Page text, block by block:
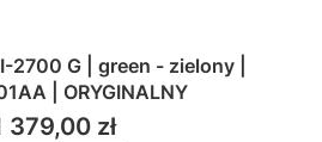
2700 G | green - zielony |
| ORYGINALNY
379,00 zł